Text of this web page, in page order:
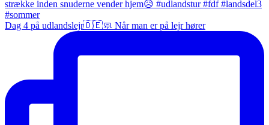
Dag 4 på udlandslejr🇩🇪🧼 Når man er på lejr hører